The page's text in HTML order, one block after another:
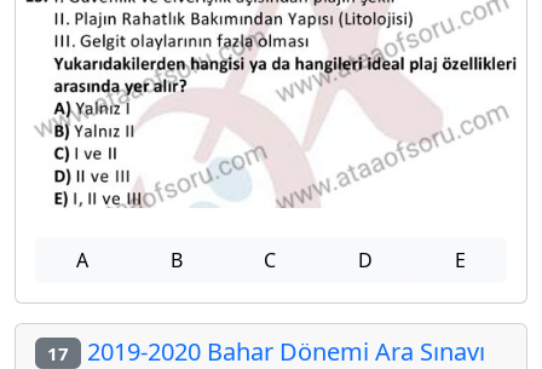
A B C D E
17 2019-2020 Bahar Dönemi Ara Sınavı